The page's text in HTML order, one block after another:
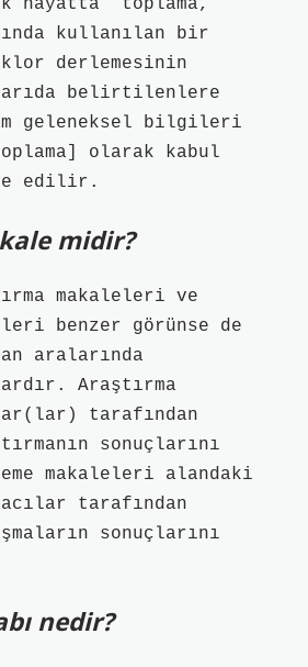
hayatta “toplama,
kullanılan bir
derlemesinin
belirtilenlere
geleneksel bilgileri
olarak kabul
edilir.
midir?
makaleleri ve
benzer görünse de
aralarında
Araştırma
tarafından
sonuçlarını
makaleleri alandaki
tarafından
sonuçlarını
nedir?